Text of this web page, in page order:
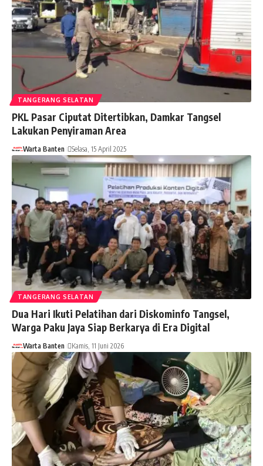
TANGERANG SELATAN
PKL Pasar Ciputat Ditertibkan, Damkar Tangsel
Lakukan Penyiraman Area
Warta Banten Selasa, 15 April 2025
TANGERANG SELATAN
Dua Hari Ikuti Pelatihan dari Diskominfo Tangsel,
Warga Paku Jaya Siap Berkarya di Era Digital
Warta Banten Kamis, 11 Juni 2026